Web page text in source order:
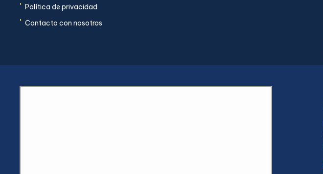
' Política de privacidad
' Contacto con nosotros